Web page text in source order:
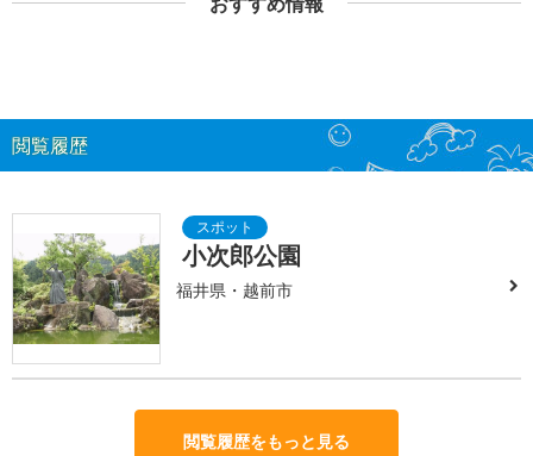
閲覧履歴
小次郎公園
福井県・越前市
閲覧履歴をもっと見る